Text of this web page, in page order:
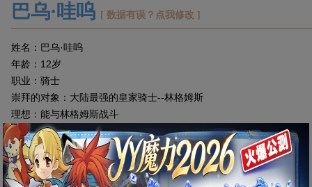
巴乌·哇呜 [ 数据有误？点我修改 ]
姓名：巴乌·哇呜
年龄：12岁
职业：骑士
崇拜的对象：大陆最强的皇家骑士--林格姆斯
理想：能与林格姆斯战斗
喜好：收集与林格姆斯一切有关的情报,锻炼自己
喜欢的宠物：水龙蜥
喜欢的人：乌噜
讨厌的人：性格懦弱的人